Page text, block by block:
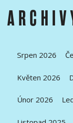
Srpen 2026
Květen 2026
Únor 2026